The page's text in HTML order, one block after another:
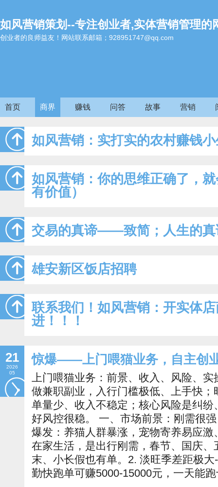
如风营销策划--专注创业者,实体营销管理的
创业者的良师益友！网站联系邮箱；928951747@qq.com
首页 商界 赚钱 问答 故事 营销
如风营销：实打实的农村赚钱
如风营销：你的思维正确了，
有价值）
交易的真谛——致简；人生的
雄安新区饭店招聘
联系我们！如风营销：开实体
进！！！
21
2026
05
惊爆——上门喂猫业务，自主创
上门喂猫业务：前景、收入、风险、
做兼职副业，入行门槛极低、上手快
单量少、收入不稳定；核心风险是纠
好风控很稳。 一、市场前景：刚需很
爆发：养猫人群暴涨，宠物寄养易应
在家生活，是出行刚需，春节、国庆
末、小长假也有单。2. 淡旺季差距极
勤快跑单可赚5000-15000元，一天能